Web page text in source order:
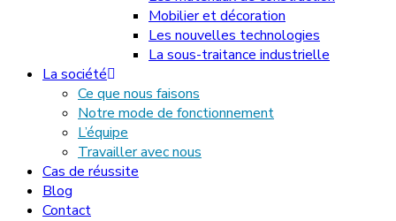
Mobilier et décoration
Les nouvelles technologies
La sous-traitance industrielle
La société
Ce que nous faisons
Notre mode de fonctionnement
L’équipe
Travailler avec nous
Cas de réussite
Blog
Contact